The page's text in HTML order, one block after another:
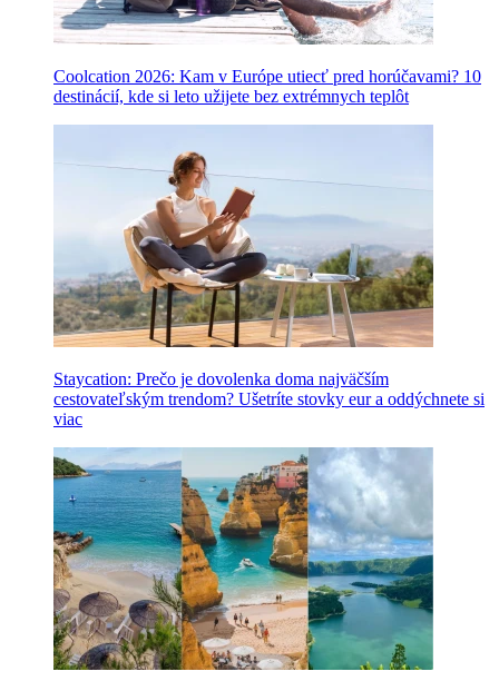
Coolcation 2026: Kam v Európe utiecť pred horúčavami? 10
destinácií, kde si leto užijete bez extrémnych teplôt
Staycation: Prečo je dovolenka doma najväčším
cestovateľským trendom? Ušetríte stovky eur a oddýchnete si
viac